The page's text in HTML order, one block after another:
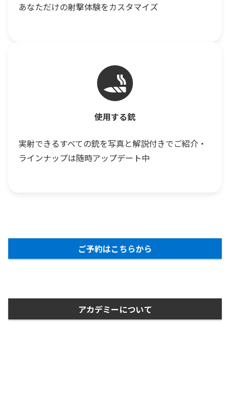
あなただけの射撃体験をカスタマイズ
使用する銃
実射できるすべての銃を写真と解説付きでご紹介・
ラインナップは随時アップデート中
ご予約はこちらから
アカデミーについて